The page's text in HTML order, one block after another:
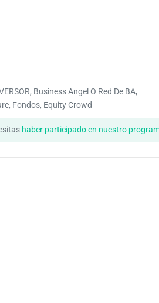
Business Angel O Red De BA,
Fondos, Equity Crowd
haber participado en nuestro